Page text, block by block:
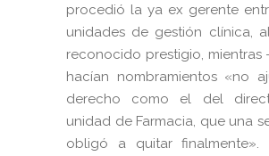
procedió la ya ex gerente
unidades de gestión clínica,
reconocido prestigio, mientras
hacían nombramientos «no
derecho como el del
unidad de Farmacia, que una
obligó a quitar finalmente».